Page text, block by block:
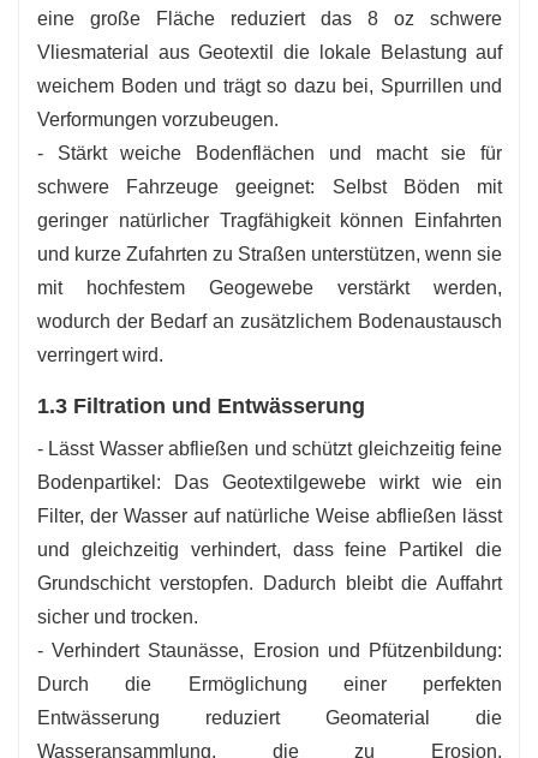
eine große Fläche reduziert das 8 oz schwere
Vliesmaterial aus Geotextil die lokale Belastung auf
weichem Boden und trägt so dazu bei, Spurrillen und
Verformungen vorzubeugen.
- Stärkt weiche Bodenflächen und macht sie für
schwere Fahrzeuge geeignet: Selbst Böden mit
geringer natürlicher Tragfähigkeit können Einfahrten
und kurze Zufahrten zu Straßen unterstützen, wenn sie
mit hochfestem Geogewebe verstärkt werden,
wodurch der Bedarf an zusätzlichem Bodenaustausch
verringert wird.
1.3 Filtration und Entwässerung
- Lässt Wasser abfließen und schützt gleichzeitig feine
Bodenpartikel: Das Geotextilgewebe wirkt wie ein
Filter, der Wasser auf natürliche Weise abfließen lässt
und gleichzeitig verhindert, dass feine Partikel die
Grundschicht verstopfen. Dadurch bleibt die Auffahrt
sicher und trocken.
- Verhindert Staunässe, Erosion und Pfützenbildung:
Durch die Ermöglichung einer perfekten
Entwässerung reduziert Geomaterial die
Wasseransammlung, die zu Erosion,